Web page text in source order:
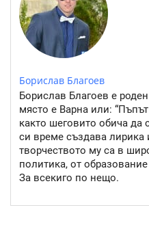
Борислав Благоев
Борислав Благоев е
място е Варна или:
както шеговито обича да
си време създава лирика
творчеството му са в
политика, от
За всекиго по нещо.